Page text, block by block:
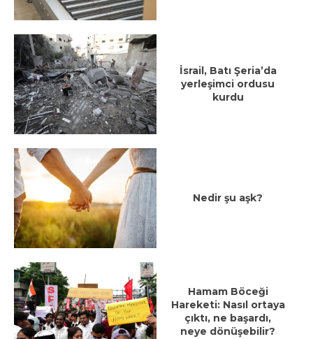
İsrail, Batı Şeria’da
yerleşimci ordusu
kurdu
Nedir şu aşk?
Hamam Böceği
Hareketi: Nasıl ortaya
çıktı, ne başardı,
neye dönüşebilir?